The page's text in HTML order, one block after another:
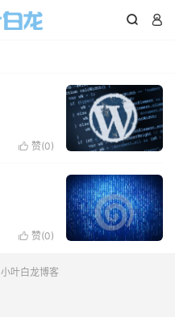
 
 赞(0)
 赞(0)
小叶白龙博客